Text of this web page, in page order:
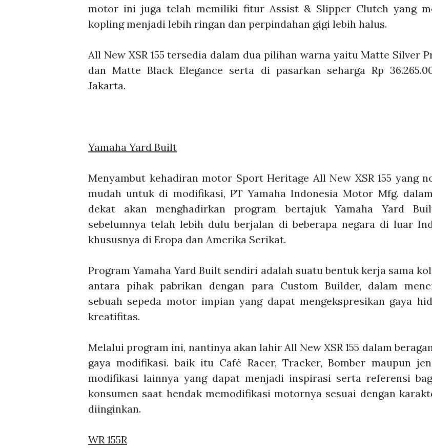
motor ini juga telah memiliki fitur Assist & Slipper Clutch yang
kopling menjadi lebih ringan dan perpindahan gigi lebih halus.
All New XSR 155 tersedia dalam dua pilihan warna yaitu Matte Silver
dan Matte Black Elegance serta di pasarkan seharga Rp
Jakarta.
Yamaha Yard Built
Menyambut kehadiran motor Sport Heritage All New XSR 155 yang
mudah untuk di modifikasi, PT Yamaha Indonesia Motor Mfg.
dekat akan menghadirkan program bertajuk Yamaha Yard
sebelumnya telah lebih dulu berjalan di beberapa negara di luar
khususnya di Eropa dan Amerika Serikat.
Program Yamaha Yard Built sendiri adalah suatu bentuk kerja sama
antara pihak pabrikan dengan para Custom Builder, dalam
sebuah sepeda motor impian yang dapat mengekspresikan gaya
kreatifitas.
Melalui program ini, nantinya akan lahir All New XSR 155 dalam
gaya modifikasi. baik itu Café Racer, Tracker, Bomber maupun
modifikasi lainnya yang dapat menjadi inspirasi serta referensi
konsumen saat hendak memodifikasi motornya sesuai dengan
diinginkan.
WR 155R